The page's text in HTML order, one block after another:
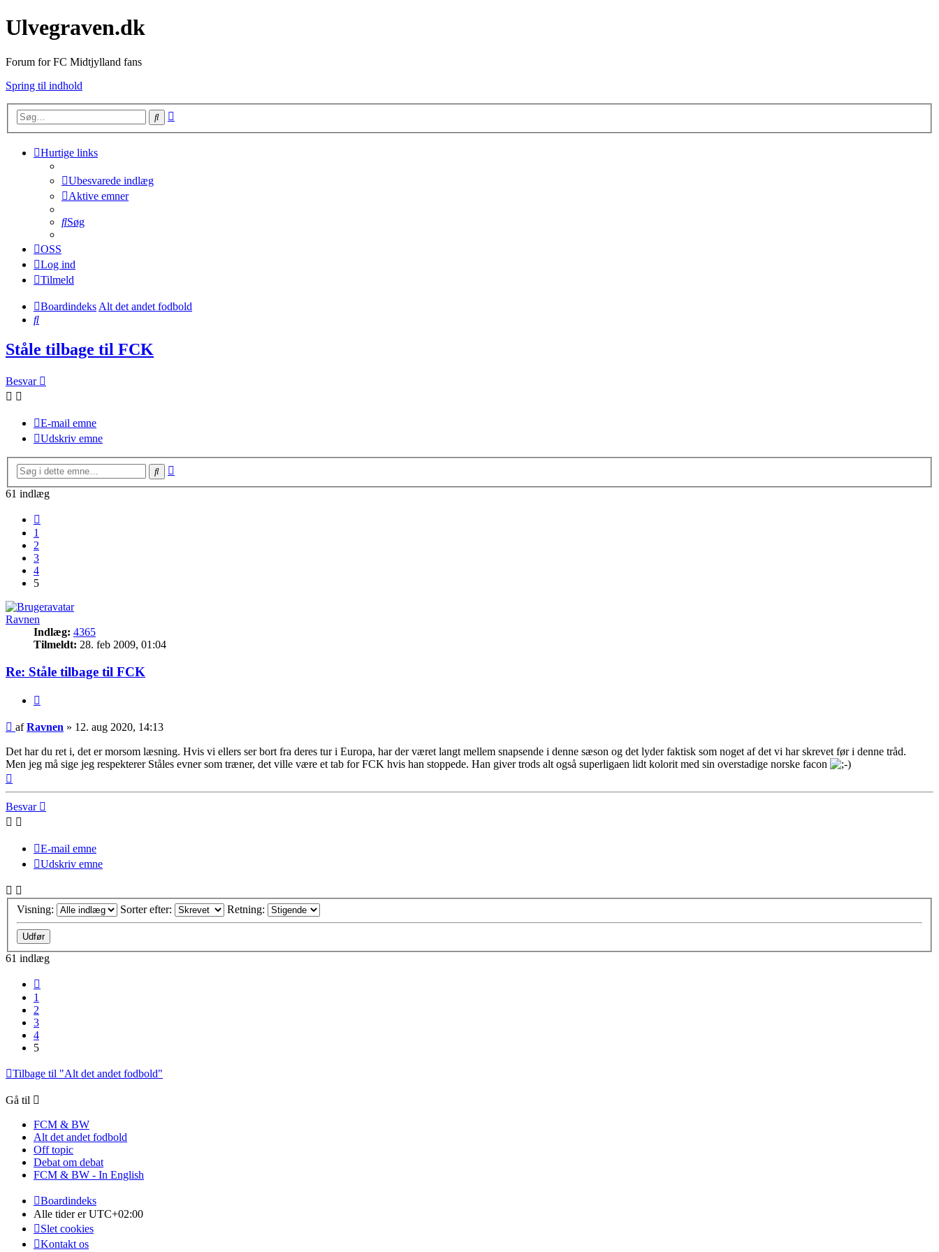
Ulvegraven.dk
Forum for FC Midtjylland fans
Spring til indhold
Søg
Hurtige links
Ubesvarede indlæg
Aktive emner
Søg
OSS
Log ind
Tilmeld
BoardindeksAlt det andet fodbold
Søg
Ståle tilbage til FCK
Besvar
E-mail emne
Udskriv emne
Søg
61 indlæg
1
2
3
4
5
Ravnen
Indlæg: 4365
Tilmeldt: 28. feb 2009, 01:04
Re: Ståle tilbage til FCK
Indlæg
afRavnen » 12. aug 2020, 14:13
Det har du ret i, det er morsom læsning. Hvis vi ellers ser bort fra deres tur i Europa, har der været langt mellem snapsende i denne sæson og det lyder faktisk som noget af det vi har skrevet før i denne tråd.
Men jeg må sige jeg respekterer Ståles evner som træner, det ville være et tab for FCK hvis han stoppede. Han giver trods alt også superligaen lidt kolorit med sin overstadige norske facon
Besvar
E-mail emne
Udskriv emne
Visning: Sorter efter: Retning:
61 indlæg
1
2
3
4
5
Tilbage til "Alt det andet fodbold"
Gå til
FCM & BW
Alt det andet fodbold
Off topic
Debat om debat
FCM & BW - In English
Boardindeks
Alle tider erUTC+02:00
Slet cookies
Kontakt os